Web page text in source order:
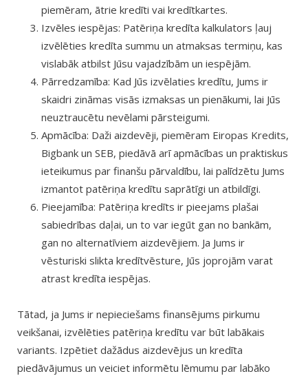
piemēram, ātrie kredīti vai kredītkartes.
Izvēles iespējas: Patēriņa kredīta kalkulators ļauj
izvēlēties kredīta summu un atmaksas termiņu, kas
vislabāk atbilst Jūsu vajadzībām un iespējām.
Pārredzamība: Kad Jūs izvēlaties kredītu, Jums ir
skaidri zināmas visās izmaksas un pienākumi, lai Jūs
neuztraucētu nevēlami pārsteigumi.
Apmācība: Daži aizdevēji, piemēram Eiropas Kredits,
Bigbank un SEB, piedāvā arī apmācības un praktiskus
ieteikumus par finanšu pārvaldību, lai palīdzētu Jums
izmantot patēriņa kredītu saprātīgi un atbildīgi.
Pieejamība: Patēriņa kredīts ir pieejams plašai
sabiedrības daļai, un to var iegūt gan no bankām,
gan no alternatīviem aizdevējiem. Ja Jums ir
vēsturiski slikta kredītvēsture, Jūs joprojām varat
atrast kredīta iespējas.
Tātad, ja Jums ir nepieciešams finansējums pirkumu
veikšanai, izvēlēties patēriņa kredītu var būt labākais
variants. Izpētiet dažādus aizdevējus un kredīta
piedāvājumus un veiciet informētu lēmumu par labāko